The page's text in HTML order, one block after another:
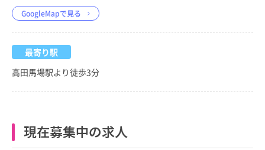
GoogleMapで見る
最寄り駅
高田馬場駅より徒歩3分
現在募集中の求人